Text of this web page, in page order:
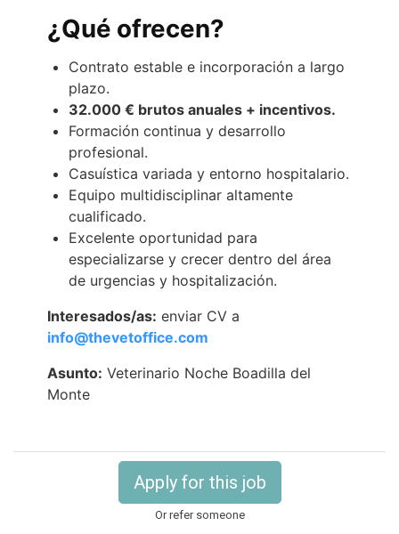
¿Qué ofrecen?
Contrato estable e incorporación a largo
plazo.
32.000 € brutos anuales + incentivos.
Formación continua y desarrollo
profesional.
Casuística variada y entorno hospitalario.
Equipo multidisciplinar altamente
cualificado.
Excelente oportunidad para
especializarse y crecer dentro del área
de urgencias y hospitalización.
Interesados/as: enviar CV a
info@thevetoffice.com
Asunto: Veterinario Noche Boadilla del
Monte
Apply for this job
Or refer someone